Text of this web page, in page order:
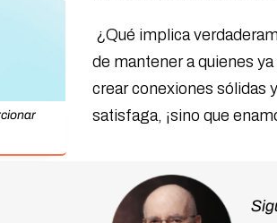
¿Qué implica
de mantener a quienes
crear conexiones sólidas
satisfaga, ¡sino que